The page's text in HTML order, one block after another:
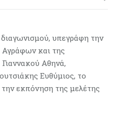
υπεγράφη την
και της
Αθηνά,
Ευθύμιος, το
εκπόνηση της μελέτης